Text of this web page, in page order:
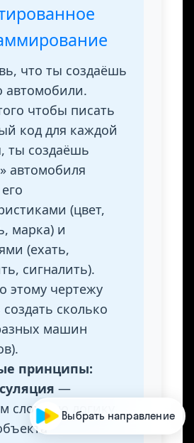
что ты создаёшь
автомобили.
чтобы писать
код для каждой
ты создаёшь
автомобиля
(цвет,
марка) и
(ехать,
сигналить).
этому чертежу
сколько
машин
принципы:
—
сложную логикуВыбрать направление